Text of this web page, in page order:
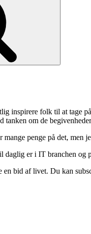
inspirere folk til at tage
om de
penge på det,
er i IT branchen
bid af livet. Du kan